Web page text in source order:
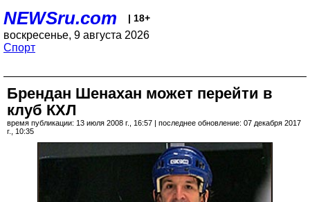
NEWSru.com | 18+
воскресенье, 9 августа 2026
Спорт
Брендан Шенахан может перейти в
клуб КХЛ
время публикации: 13 июля 2008 г., 16:57 | последнее обновление: 07 декабря 2017
г., 10:35